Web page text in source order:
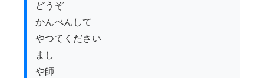
どうぞ
かんべんして
やつてください
まし
や師